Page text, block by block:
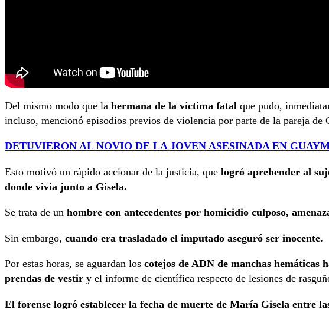
Del mismo modo que la hermana de la víctima fatal que pudo,
incluso, mencionó episodios previos de violencia por parte de la pareja de
DETUVIERON AL NOVIO DE LA JOVEN ASESINADA EN
Esto motivó un rápido accionar de la justicia, que logró aprehender al
donde vivía junto a Gisela.
Se trata de un hombre con antecedentes por homicidio culposo,
Sin embargo, cuando era trasladado el imputado aseguró ser inocente.
Por estas horas, se aguardan los cotejos de ADN de manchas hemáticas
prendas de vestir y el informe de científica respecto de lesiones de
El forense logró establecer la fecha de muerte de María Gisela entre